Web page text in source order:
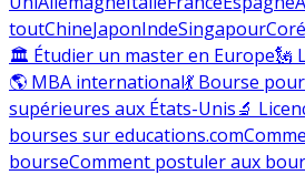
toutChineJaponIndeSingapour
🏛 Étudier un master en Europe🗽
🌎 MBA international💃 Bourse
supérieures aux États-Unis🔬
bourses sur educations.com
bourseComment postuler aux